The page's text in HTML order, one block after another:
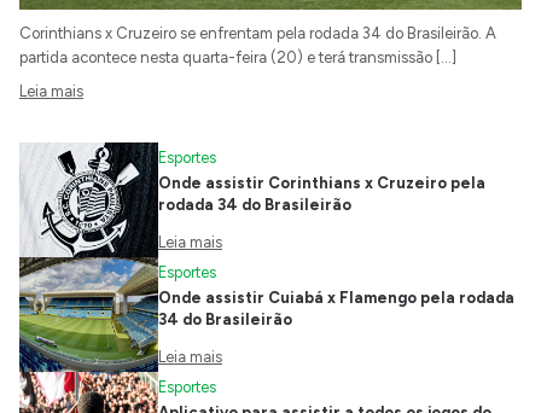
Corinthians x Cruzeiro se enfrentam pela rodada 34 do Brasileirão. A
partida acontece nesta quarta-feira (20) e terá transmissão […]
Leia mais
Esportes
Onde assistir Corinthians x Cruzeiro pela
rodada 34 do Brasileirão
Leia mais
Esportes
Onde assistir Cuiabá x Flamengo pela rodada
34 do Brasileirão
Leia mais
Esportes